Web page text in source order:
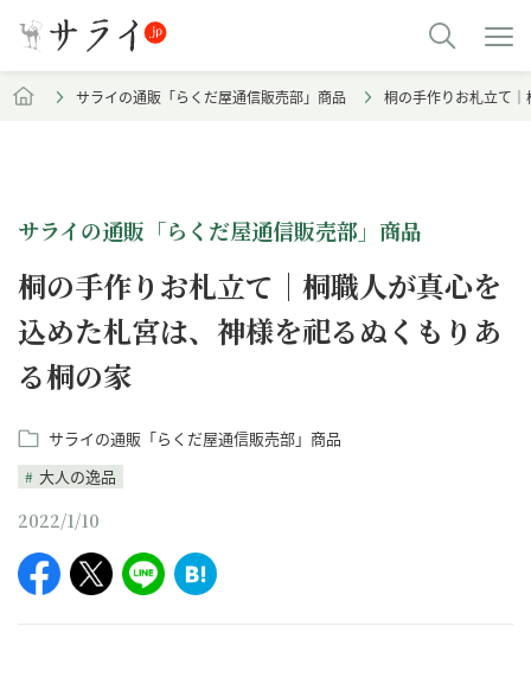
サライの通販「らくだ屋通信販売部」商品 桐の手作りお札立て
サライの通販「らくだ屋通信販売部」商品
桐の手作りお札立て｜桐職人が真心を
込めた札宮は、神様を祀るぬくもりあ
る桐の家
サライの通販「らくだ屋通信販売部」商品
大人の逸品
2022/1/10